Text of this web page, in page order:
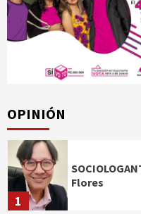
OPINIÓN
1
Flores